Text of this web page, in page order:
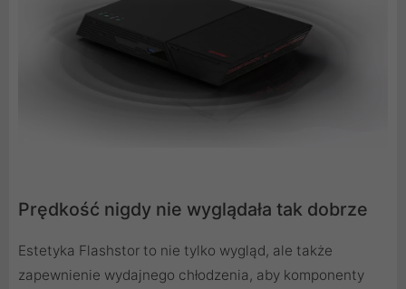
Prędkość nigdy nie wyglądała tak dobrze
Estetyka Flashstor to nie tylko wygląd, ale także
zapewnienie wydajnego chłodzenia, aby komponenty